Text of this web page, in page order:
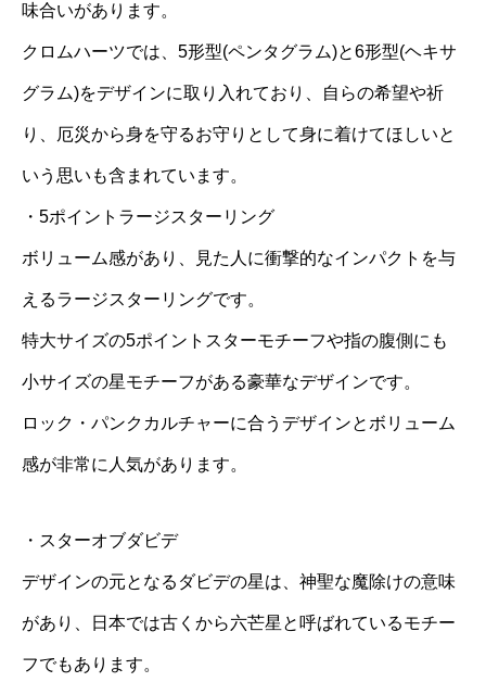
味合いがあります。
クロムハーツでは、5形型(ペンタグラム)と6形型(ヘキサ
グラム)をデザインに取り入れており、自らの希望や祈
り、厄災から身を守るお守りとして身に着けてほしいと
いう思いも含まれています。
・5ポイントラージスターリング
ボリューム感があり、見た人に衝撃的なインパクトを与
えるラージスターリングです。
特大サイズの5ポイントスターモチーフや指の腹側にも
小サイズの星モチーフがある豪華なデザインです。
ロック・パンクカルチャーに合うデザインとボリューム
感が非常に人気があります。
・スターオブダビデ
デザインの元となるダビデの星は、神聖な魔除けの意味
があり、日本では古くから六芒星と呼ばれているモチー
フでもあります。